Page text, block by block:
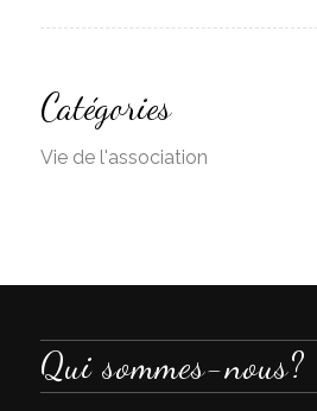
Catégories
Vie de l'association
Qui sommes-nous?